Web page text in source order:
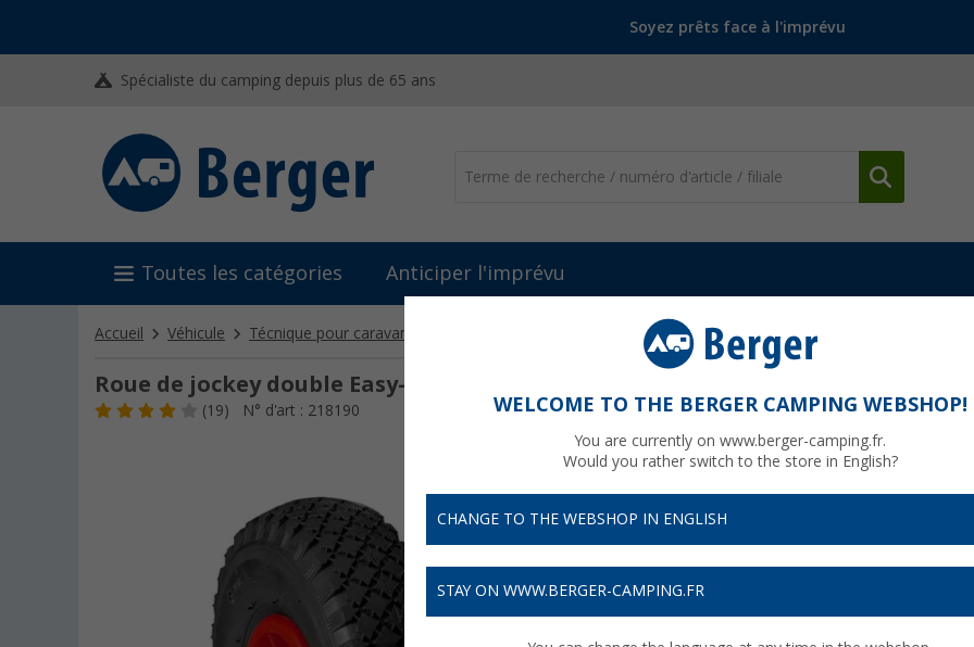
Soyez prêts face à l'imprévu
Spécialiste du camping depuis plus de 65 ans
Toutes les catégories Anticiper l'imprévu
Accueil Véhicule Técnique pour caravane et rémorque Roue de jockey double Easy-Wheel Reich
Roue de jockey double Easy-Wheel Reich
(19) N° d'art : 218190
68,
WELCOME TO THE BERGER CAMPING WEBSHOP!
You are currently on www.berger-camping.fr.
Would you rather switch to the store in English?
CHANGE TO THE WEBSHOP IN ENGLISH
STAY ON WWW.BERGER-CAMPING.FR